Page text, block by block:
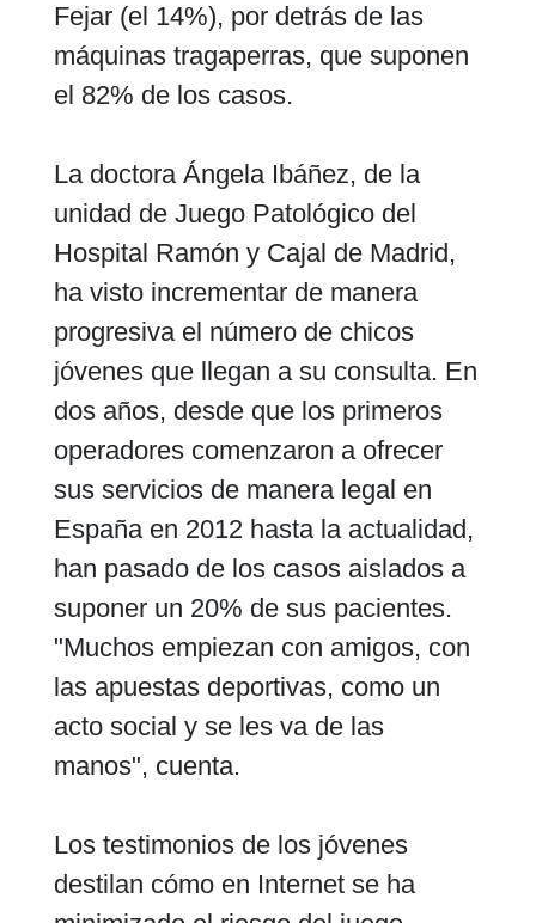
Fejar (el 14%), por detrás de las
máquinas tragaperras, que suponen
el 82% de los casos.
La doctora Ángela Ibáñez, de la
unidad de Juego Patológico del
Hospital Ramón y Cajal de Madrid,
ha visto incrementar de manera
progresiva el número de chicos
jóvenes que llegan a su consulta. En
dos años, desde que los primeros
operadores comenzaron a ofrecer
sus servicios de manera legal en
España en 2012 hasta la actualidad,
han pasado de los casos aislados a
suponer un 20% de sus pacientes.
"Muchos empiezan con amigos, con
las apuestas deportivas, como un
acto social y se les va de las
manos", cuenta.
Los testimonios de los jóvenes
destilan cómo en Internet se ha